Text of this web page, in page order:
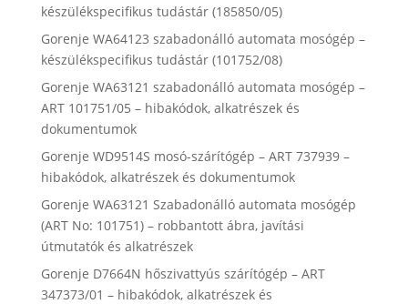
készülékspecifikus tudástár (185850/05)
Gorenje WA64123 szabadonálló automata mosógép –
készülékspecifikus tudástár (101752/08)
Gorenje WA63121 szabadonálló automata mosógép –
ART 101751/05 – hibakódok, alkatrészek és
dokumentumok
Gorenje WD9514S mosó-szárítógép – ART 737939 –
hibakódok, alkatrészek és dokumentumok
Gorenje WA63121 Szabadonálló automata mosógép
(ART No: 101751) – robbantott ábra, javítási
útmutatók és alkatrészek
Gorenje D7664N hőszivattyús szárítógép – ART
347373/01 – hibakódok, alkatrészek és